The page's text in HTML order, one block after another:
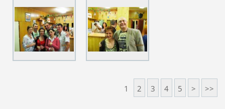
1 2 3 4 5 > >>